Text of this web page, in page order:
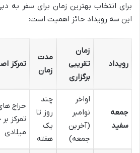
برای انتخاب بهترین زمان برای سفر به
این سه رویداد حائز اهمیت است:
رویداد
زمان
تقریبی
برگزاری
مدت
زمان
تمرکز
جمعه
سفید
اواخر
نوامبر
(آخرین
جمعه)
چند
روز تا
یک
هفته
حراج
تمرکز
میلادی